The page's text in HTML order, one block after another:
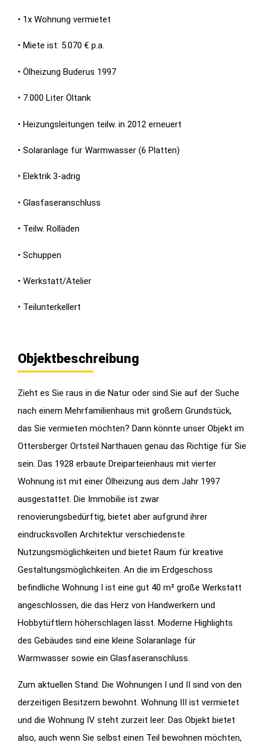
• 1x Wohnung vermietet
• Miete ist: 5.070 € p.a.
• Ölheizung Buderus 1997
• 7.000 Liter Öltank
• Heizungsleitungen teilw. in 2012 erneuert
• Solaranlage für Warmwasser (6 Platten)
• Elektrik 3-adrig
• Glasfaseranschluss
• Teilw. Rolläden
• Schuppen
• Werkstatt/Atelier
• Teilunterkellert
Objektbeschreibung
Zieht es Sie raus in die Natur oder sind Sie auf der Suche
nach einem Mehrfamilienhaus mit großem Grundstück,
das Sie vermieten möchten? Dann könnte unser Objekt im
Ottersberger Ortsteil Narthauen genau das Richtige für Sie
sein. Das 1928 erbaute Dreiparteienhaus mit vierter
Wohnung ist mit einer Ölheizung aus dem Jahr 1997
ausgestattet. Die Immobilie ist zwar
renovierungsbedürftig, bietet aber aufgrund ihrer
eindrucksvollen Architektur verschiedenste
Nutzungsmöglichkeiten und bietet Raum für kreative
Gestaltungsmöglichkeiten. An die im Erdgeschoss
befindliche Wohnung I ist eine gut 40 m² große Werkstatt
angeschlossen, die das Herz von Handwerkern und
Hobbytüftlern höherschlagen lässt. Moderne Highlights
des Gebäudes sind eine kleine Solaranlage für
Warmwasser sowie ein Glasfaseranschluss.
Zum aktuellen Stand: Die Wohnungen I und II sind von den
derzeitigen Besitzern bewohnt. Wohnung III ist vermietet
und die Wohnung IV steht zurzeit leer. Das Objekt bietet
also, auch wenn Sie selbst einen Teil bewohnen möchten,